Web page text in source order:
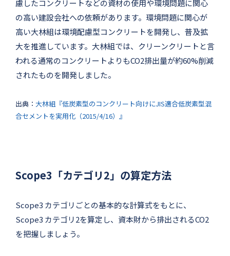
慮したコンクリートなどの資材の使用や環境問題に関心
の高い建設会社への依頼があります。環境問題に関心が
高い大林組は環境配慮型コンクリートを開発し、普及拡
大を推進しています。大林組では、クリーンクリートと言
われる通常のコンクリートよりもCO2排出量が約60%削減
されたものを開発しました。
出典： 大林組『低炭素型のコンクリート向けにJIS適合低炭素型混
合セメントを実用化（2015/4/16）』
Scope3「カテゴリ2」の算定方法
Scope3 カテゴリごとの基本的な計算式をもとに、
Scope3 カテゴリ2を算定し、資本財から排出されるCO2
を把握しましょう。